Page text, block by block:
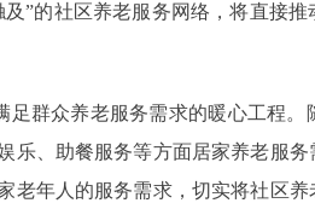
”的社区养老服务网络，将直接
群众养老服务需求的暖心工程。
乐、助餐服务等方面居家养老服
老年人的服务需求，切实将社区